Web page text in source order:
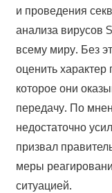
и проведения
анализа вирусов
всему миру. Без
оценить
которое они
передачу. По
недостаточно
призвал
меры
ситуацией.